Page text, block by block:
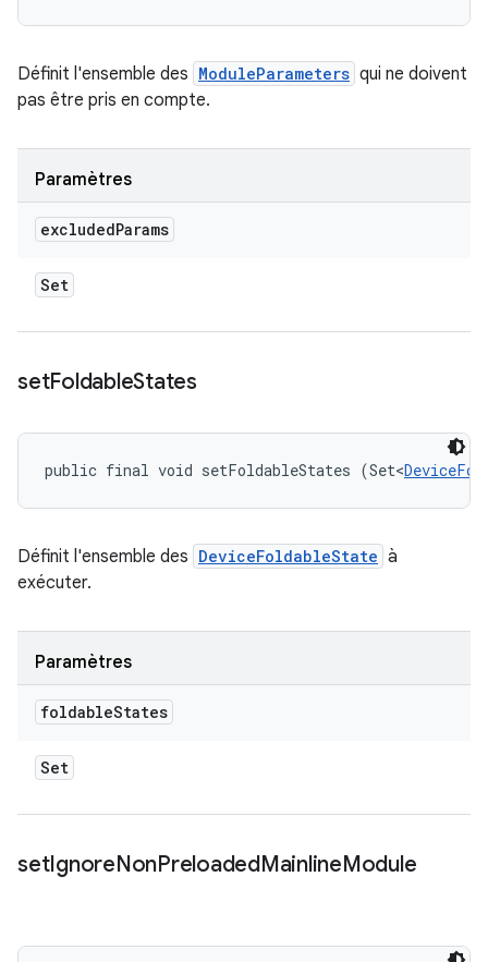
Définit l'ensemble des ModuleParameters qui ne doivent
pas être pris en compte.
Paramètres
excludedParams
Set
setFoldableStates
public final void setFoldableStates (Set<
Définit l'ensemble des DeviceFoldableState à
exécuter.
Paramètres
foldableStates
Set
setIgnoreNonPreloadedMainlineModule